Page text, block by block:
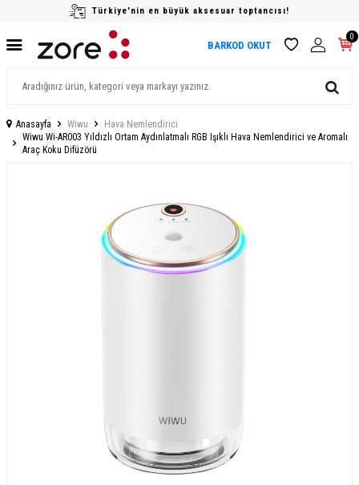
Türkiye'nin en büyük aksesuar toptancısı!
BARKOD OKUT
0
Anasayfa Wiwu
Hava Nemlendirici
Wiwu Wi-AR003 Yıldızlı Ortam Aydınlatmalı RGB Işıklı Hava Nemlendirici ve Aromalı
Araç Koku Difüzörü